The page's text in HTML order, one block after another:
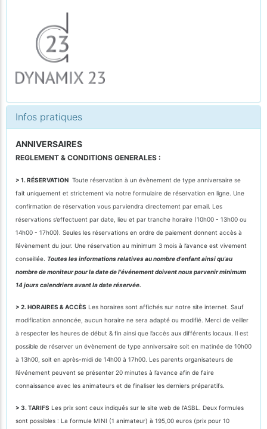
Infos pratiques
ANNIVERSAIRES
REGLEMENT & CONDITIONS GENERALES :
> 1. RÉSERVATION Toute réservation à un évènement de type anniversaire se
fait uniquement et strictement via notre formulaire de réservation en ligne. Une
confirmation de réservation vous parviendra directement par email. Les
réservations s’effectuent par date, lieu et par tranche horaire (10h00 - 13h00 ou
14h00 - 17h00). Seules les réservations en ordre de paiement donnent accès à
l’évènement du jour. Une réservation au minimum 3 mois à l’avance est vivement
conseillée. Toutes les informations relatives au nombre d'enfant ainsi qu'au
nombre de moniteur pour la date de l'événement doivent nous parvenir minimum
14 jours calendriers avant la date réservée.
> 2. HORAIRES & ACCÈS Les horaires sont affichés sur notre site internet. Sauf
modification annoncée, aucun horaire ne sera adapté ou modifié. Merci de veiller
à respecter les heures de début & fin ainsi que l’accès aux différents locaux. Il est
possible de réserver un évènement de type anniversaire soit en matinée de 10h00
à 13h00, soit en après-midi de 14h00 à 17h00. Les parents organisateurs de
l’événement peuvent se présenter 20 minutes à l’avance afin de faire
connaissance avec les animateurs et de finaliser les derniers préparatifs.
> 3. TARIFS Les prix sont ceux indiqués sur le site web de l'ASBL. Deux formules
sont possibles : La formule MINI (1 animateur) à 195,00 euros (prix pour 10